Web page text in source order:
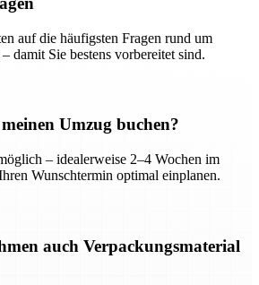
auf die häufigsten Fragen rund um
damit Sie bestens vorbereitet sind.
Umzug buchen?
– idealerweise 2–4 Wochen im
Wunschtermin optimal einplanen.
auch Verpackungsmaterial